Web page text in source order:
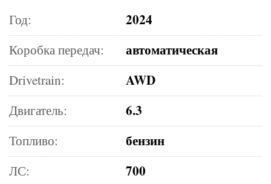
Год:
2024
Коробка передач: автоматическая
Drivetrain: AWD
Двигатель: 6.3
Топливо: бензин
ЛС: 700